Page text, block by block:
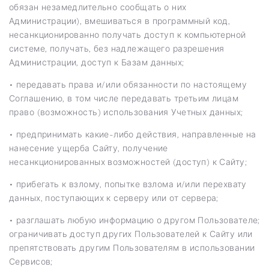
обязан незамедлительно сообщать о них
Администрации), вмешиваться в программный код,
несанкционированно получать доступ к компьютерной
системе, получать, без надлежащего разрешения
Администрации, доступ к Базам данных;
• передавать права и/или обязанности по настоящему
Соглашению, в том числе передавать третьим лицам
право (возможность) использования Учетных данных;
• предпринимать какие-либо действия, направленные на
нанесение ущерба Сайту, получение
несанкционированных возможностей (доступ) к Сайту;
• прибегать к взлому, попытке взлома и/или перехвату
данных, поступающих к серверу или от сервера;
• разглашать любую информацию о другом Пользователе;
ограничивать доступ других Пользователей к Сайту или
препятствовать другим Пользователям в использовании
Сервисов;